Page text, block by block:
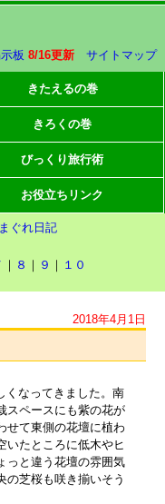
板 8/16更新 サイトマップ
きたえるの巻
きろくの巻
びっくり旅行術
お役立ちリンク
ぐれ日記
｜ ８ ｜ ９ ｜ １０
2018年4月1日
くなってきました。南
スペースにも紫の花が
せて東側の花壇に植わ
いたところに低木やヒ
っと違う花壇の雰囲気
の芝桜も咲き揃いそう